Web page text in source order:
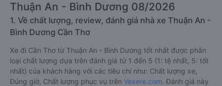
Thuận An - Bình Dương 08/2026
1. Về chất lượng, review, đánh giá nhà xe Thuận An -
Bình Dương Cần Thơ
Xe đi Cần Thơ từ Thuận An - Bình Dương tốt nhất được phân
loại chất lượng dựa trên đánh giá từ 1 đến 5 (1: tệ nhất, 5: tốt
nhất) của khách hàng với các tiêu chí như: Chất lượng xe,
Đúng giờ, Chất lượng phục vụ trên Vexere.com. Đánh giá này